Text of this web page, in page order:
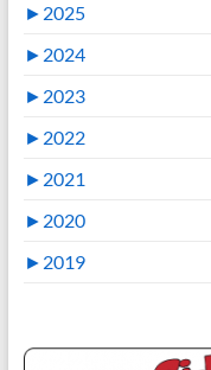
► 2025
► 2024
► 2023
► 2022
► 2021
► 2020
► 2019